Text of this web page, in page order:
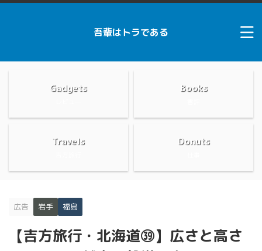
吾輩はトラである
Gadgets Books
Travels Donuts
広告 岩手 福島
【吉方旅行・北海道㊴】広さと高さ